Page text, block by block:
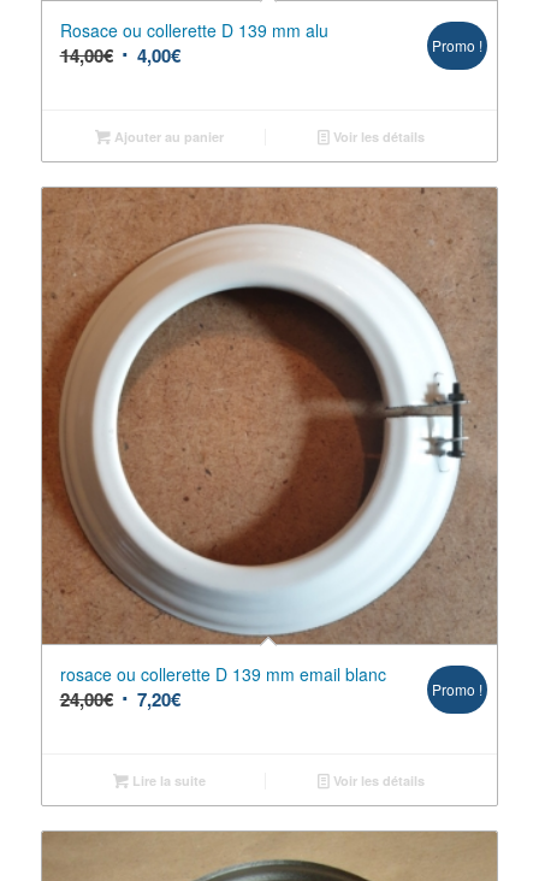
Rosace ou collerette D 139 mm alu
14,00€ 4,00€ Promo !
Ajouter au panier Voir les détails
rosace ou collerette D 139 mm email blanc
24,00€ 7,20€ Promo !
Lire la suite Voir les détails